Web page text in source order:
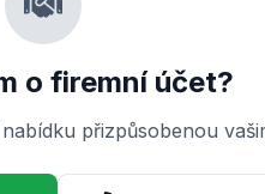
o firemní účet?
přizpůsobenou